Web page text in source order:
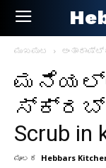
ಮುಖಪುಟ
ಸ್ಕ್ರಬ್ |
Scrub in
ಮೂಲಕ Hebbars